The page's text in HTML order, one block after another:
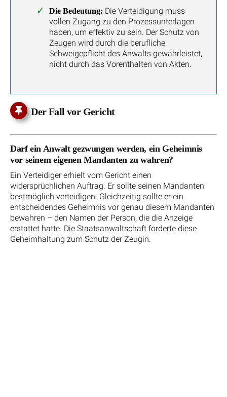
Die Bedeutung: Die Verteidigung muss
vollen Zugang zu den Prozessunterlagen
haben, um effektiv zu sein. Der Schutz von
Zeugen wird durch die berufliche
Schweigepflicht des Anwalts gewährleistet,
nicht durch das Vorenthalten von Akten.
Der Fall vor Gericht
Darf ein Anwalt gezwungen werden, ein Geheimnis
vor seinem eigenen Mandanten zu wahren?
Ein Verteidiger erhielt vom Gericht einen
widersprüchlichen Auftrag. Er sollte seinen Mandanten
bestmöglich verteidigen. Gleichzeitig sollte er ein
entscheidendes Geheimnis vor genau diesem Mandanten
bewahren – den Namen der Person, die die Anzeige
erstattet hatte. Die Staatsanwaltschaft forderte diese
Geheimhaltung zum Schutz der Zeugin.